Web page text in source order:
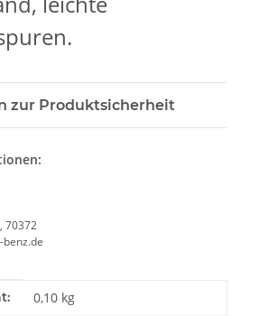
zur Produktsicherheit
70372
0,10 kg